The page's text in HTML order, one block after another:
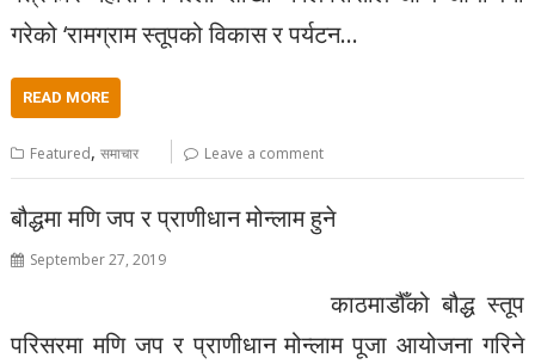
गरेको ‘रामग्राम स्तूपको विकास र पर्यटन…
READ MORE
Featured,समाचार Leave a comment
बौद्धमा मणि जप र प्राणीधान मोन्लाम हुने
September 27, 2019
काठमाडौँको बौद्ध स्तूप
परिसरमा मणि जप र प्राणीधान मोन्लाम पूजा आयोजना गरिने